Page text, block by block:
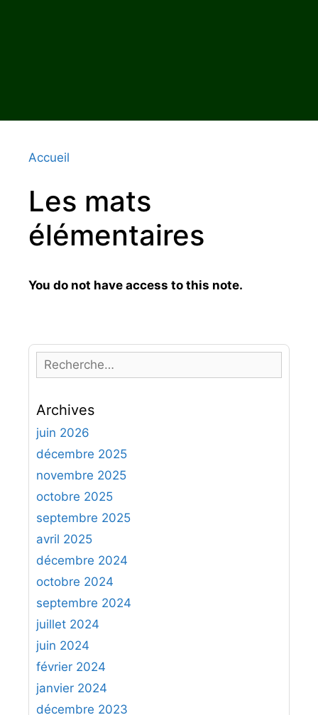
Accueil
Les mats
élémentaires
You do not have access to this note.
e
h
e
r
h
e
r
:
Archives
juin 2026
décembre 2025
novembre 2025
octobre 2025
septembre 2025
avril 2025
décembre 2024
octobre 2024
septembre 2024
juillet 2024
juin 2024
février 2024
janvier 2024
décembre 2023